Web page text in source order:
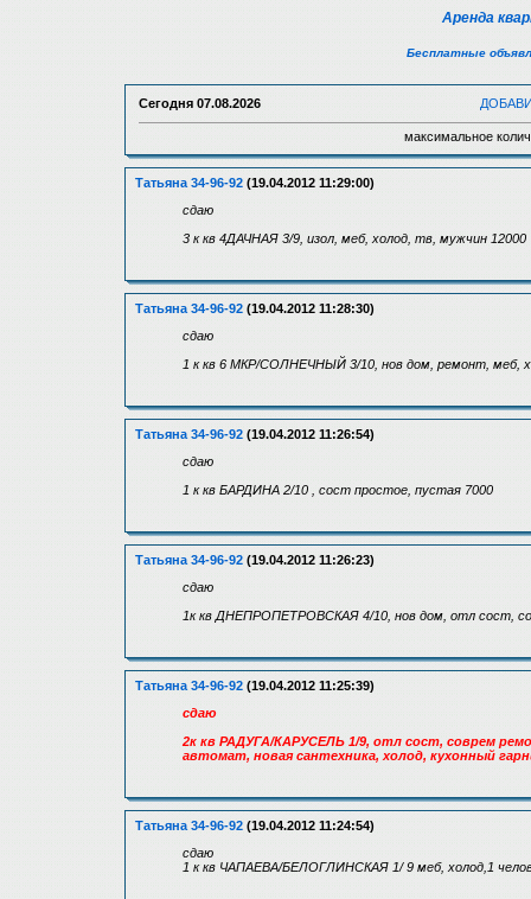
Аренда
Бесплатные
Сегодня 07.08.2026
максимальное
Татьяна 34-96-92 (19.04.2012 11:29:00)
сдаю
3 к кв 4ДАЧНАЯ 3/9, изол, меб, холод, тв, мужчин 12000
Татьяна 34-96-92 (19.04.2012 11:28:30)
сдаю
1 к кв 6 МКР/СОЛНЕЧНЫЙ 3/10, нов дом, ремонт, меб,
Татьяна 34-96-92 (19.04.2012 11:26:54)
сдаю
1 к кв БАРДИНА 2/10 , сост простое, пустая 7000
Татьяна 34-96-92 (19.04.2012 11:26:23)
сдаю
1к кв ДНЕПРОПЕТРОВСКАЯ 4/10, нов дом, отл сост,
Татьяна 34-96-92 (19.04.2012 11:25:39)
сдаю
2к кв РАДУГА/КАРУСЕЛЬ 1/9, отл сост, соврем
автомат, новая сантехника, холод, кухонный
Татьяна 34-96-92 (19.04.2012 11:24:54)
сдаю
1 к кв ЧАПАЕВА/БЕЛОГЛИНСКАЯ 1/ 9 меб, холод,1